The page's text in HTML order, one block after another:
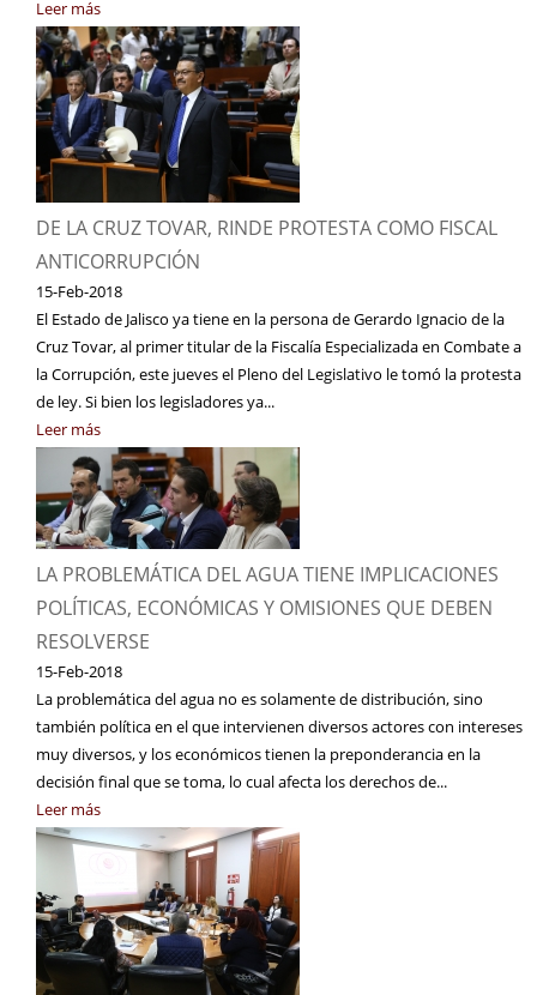
Leer más
DE LA CRUZ TOVAR, RINDE PROTESTA COMO FISCAL
ANTICORRUPCIÓN
15-Feb-2018
El Estado de Jalisco ya tiene en la persona de Gerardo Ignacio de la
Cruz Tovar, al primer titular de la Fiscalía Especializada en Combate a
la Corrupción, este jueves el Pleno del Legislativo le tomó la protesta
de ley. Si bien los legisladores ya...
Leer más
LA PROBLEMÁTICA DEL AGUA TIENE IMPLICACIONES
POLÍTICAS, ECONÓMICAS Y OMISIONES QUE DEBEN
RESOLVERSE
15-Feb-2018
La problemática del agua no es solamente de distribución, sino
también política en el que intervienen diversos actores con intereses
muy diversos, y los económicos tienen la preponderancia en la
decisión final que se toma, lo cual afecta los derechos de...
Leer más